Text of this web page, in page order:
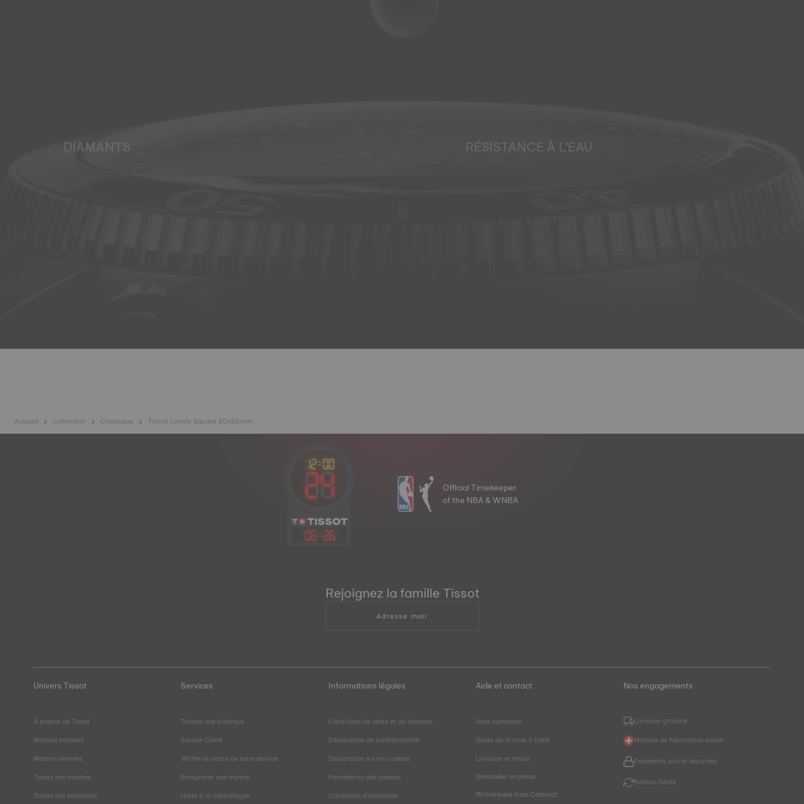
DIAMANTS RÉSISTANCE À L'EAU
Accueil Collection Classique Tissot Lovely Square 20x20mm
06:26
Official Timekeeper
of the NBA & WNBA
Rejoignez la famille Tissot
Adresse mail
Univers Tissot
À propos de Tissot
Montres hommes
Montres femmes
Toutes nos montres
Toutes nos sélections
Services
Trouver une boutique
Service Client
Vérifier le statut de votre service
Enregistrer une montre
Halte à la contrefaçon
Informations légales
Conditions de vente et de livraison
Déclaration de confidentialité
Déclaration sur les cookies
Paramètres des cookies
Conditions d'utilisation
Aide et contact
Nous contacter
Guide de la mise à taille
Livraison et retour
Demander un retour
Withdrawal from Contract
Nos engagements
Livraison gratuite
Montres de fabrication suisse
Paiements sûrs et sécurisés
Retours facile